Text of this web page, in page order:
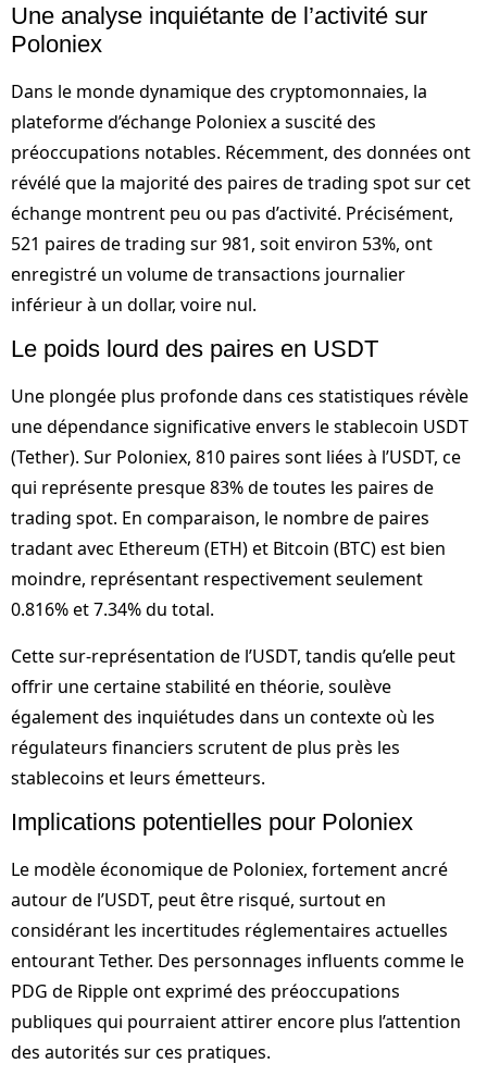
Une analyse inquiétante de l’activité sur
Poloniex
Dans le monde dynamique des cryptomonnaies, la
plateforme d’échange Poloniex a suscité des
préoccupations notables. Récemment, des données ont
révélé que la majorité des paires de trading spot sur cet
échange montrent peu ou pas d’activité. Précisément,
521 paires de trading sur 981, soit environ 53%, ont
enregistré un volume de transactions journalier
inférieur à un dollar, voire nul.
Le poids lourd des paires en USDT
Une plongée plus profonde dans ces statistiques révèle
une dépendance significative envers le stablecoin USDT
(Tether). Sur Poloniex, 810 paires sont liées à l’USDT, ce
qui représente presque 83% de toutes les paires de
trading spot. En comparaison, le nombre de paires
tradant avec Ethereum (ETH) et Bitcoin (BTC) est bien
moindre, représentant respectivement seulement
0.816% et 7.34% du total.
Cette sur-représentation de l’USDT, tandis qu’elle peut
offrir une certaine stabilité en théorie, soulève
également des inquiétudes dans un contexte où les
régulateurs financiers scrutent de plus près les
stablecoins et leurs émetteurs.
Implications potentielles pour Poloniex
Le modèle économique de Poloniex, fortement ancré
autour de l’USDT, peut être risqué, surtout en
considérant les incertitudes réglementaires actuelles
entourant Tether. Des personnages influents comme le
PDG de Ripple ont exprimé des préoccupations
publiques qui pourraient attirer encore plus l’attention
des autorités sur ces pratiques.